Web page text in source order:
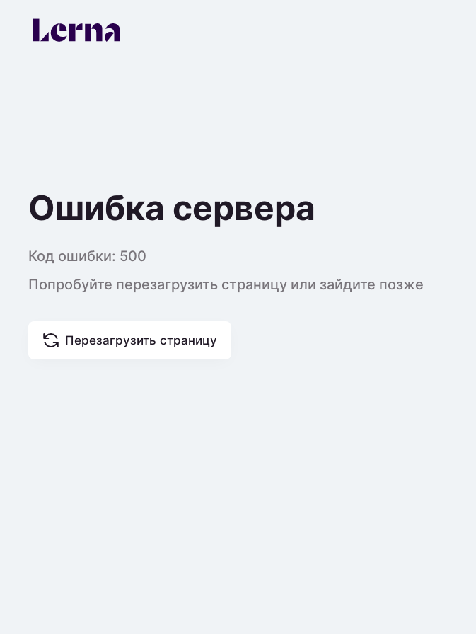
Ошибка сервера
Код ошибки: 500
Попробуйте перезагрузить страницу или зайдите позже
Перезагрузить страницу